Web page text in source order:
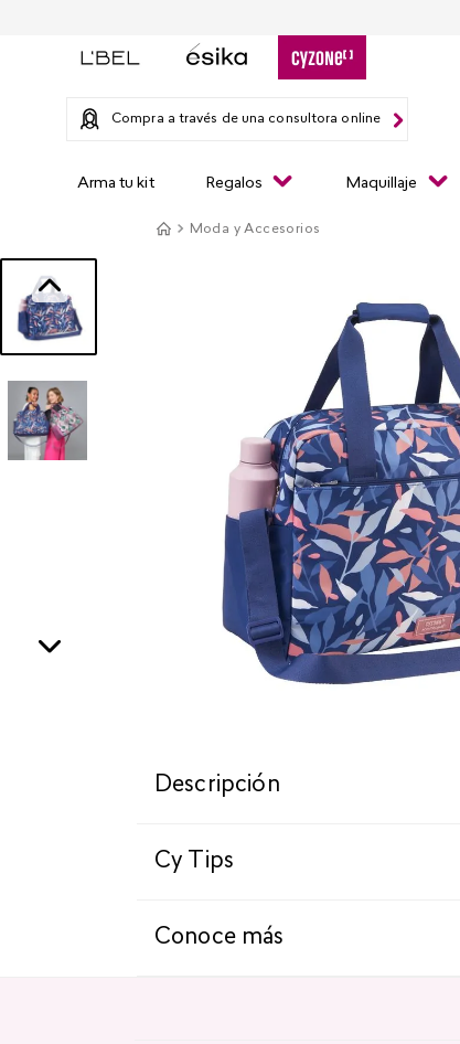
Compra a través de una consultora online
Arma tu kit Regalos Maquillaje
Moda y Accesorios
Descripción
Cy Tips
Conoce más